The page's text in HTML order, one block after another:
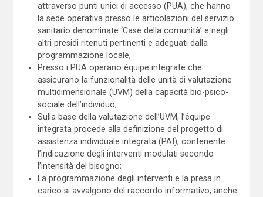
attraverso punti unici di accesso (PUA), che hanno
la sede operativa presso le articolazioni del servizio
sanitario denominate ‘Case della comunità’ e negli
altri presidi ritenuti pertinenti e adeguati dalla
programmazione locale;
Presso i PUA operano équipe integrate che
assicurano la funzionalità delle unità di valutazione
multidimensionale (UVM) della capacità bio-psico-
sociale dell’individuo;
Sulla base della valutazione dell’UVM, l’équipe
integrata procede alla definizione del progetto di
assistenza individuale integrata (PAI), contenente
l’indicazione degli interventi modulati secondo
l’intensità del bisogno;
La programmazione degli interventi e la presa in
carico si avvalgono del raccordo informativo, anche